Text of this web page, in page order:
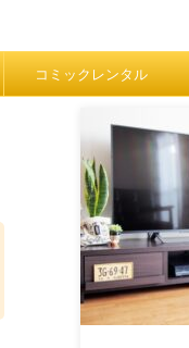
コミックレンタル